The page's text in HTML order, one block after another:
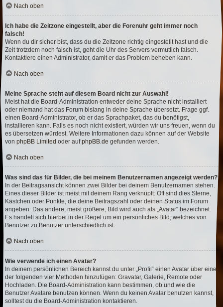
Nach oben
Ich habe die Zeitzone eingestellt, aber die Forenuhr geht immer noch
falsch!
Wenn du dir sicher bist, dass du die Zeitzone richtig eingestellt hast und die
Zeit trotzdem noch falsch ist, geht die Uhr des Servers vermutlich falsch.
Kontaktiere einen Administrator, damit er das Problem beheben kann.
Nach oben
Meine Sprache steht auf diesem Board nicht zur Auswahl!
Meist hat die Board-Administration entweder deine Sprache nicht installiert
oder niemand hat das Forum bislang in deine Sprache übersetzt. Frage ggf.
einen Board-Administrator, ob er das Sprachpaket, das du benötigst,
installieren kann. Falls es noch nicht existiert, würden wir uns freuen, wenn du
es übersetzen würdest. Weitere Informationen dazu können auf der Website
von phpBB Limited oder aufphpBB.de gefunden werden.
Nach oben
Was sind das für Bilder, die bei meinem Benutzernamen angezeigt werden?
In der Beitragsansicht können zwei Bilder bei deinem Benutzernamen stehen.
Eines dieser Bilder ist meist mit deinem Rang verknüpft: Oft sind dies Sterne,
Kästchen oder Punkte, die deine Beitragszahl oder deinen Status im Forum
angeben. Das andere, meist größere, Bild wird auch als „Avatar“ bezeichnet.
Es handelt sich hierbei in der Regel um ein persönliches Bild, welches von
Benutzer zu Benutzer unterschiedlich ist.
Nach oben
Wie verwende ich einen Avatar?
In deinem persönlichen Bereich kannst du unter „Profil“ einen Avatar über eine
der folgenden vier Methoden hinzufügen: Gravatar, Galerie, Remote oder
Hochladen. Die Board-Administration kann bestimmen, ob und wie die
Benutzer Avatare benutzen können. Wenn du keinen Avatar benutzen kannst,
solltest du die Board-Administration kontaktieren.